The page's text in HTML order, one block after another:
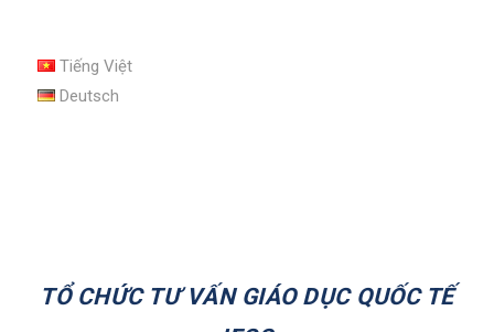
Tiếng Việt
Deutsch
TỔ CHỨC TƯ VẤN GIÁO DỤC QUỐC TẾ